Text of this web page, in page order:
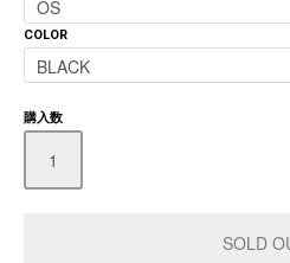
COLOR
購入数